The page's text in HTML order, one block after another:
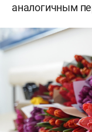
аналогичным